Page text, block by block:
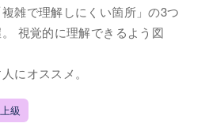
雑で理解しにくい箇所」の3つ
視覚的に理解できるよう図
にオススメ。
級